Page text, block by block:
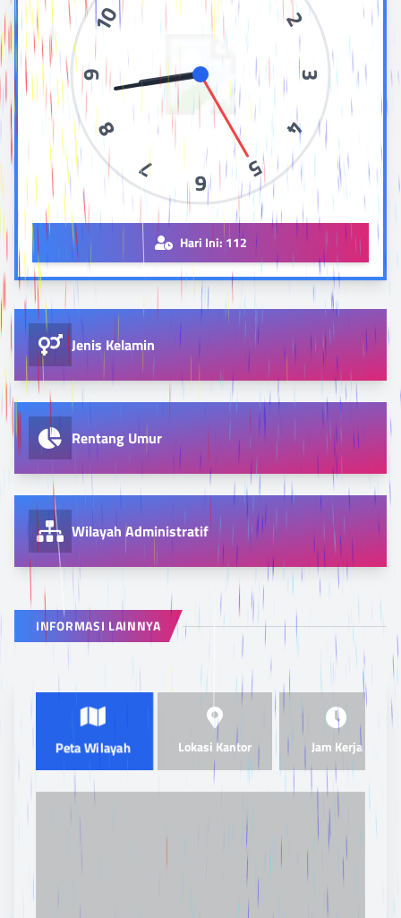
2
3
4
5
6
7
8
9
10
Hari Ini:112
Jenis Kelamin
Rentang Umur
Wilayah Administratif
INFORMASI LAINNYA
Peta Wilayah Lokasi Kantor Jam Kerja